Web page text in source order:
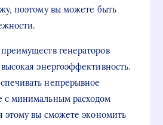
поэтому вы можете быть
генераторов
энергоэффективность.
непрерывное
с минимальным расходом
этому вы сможете экономить